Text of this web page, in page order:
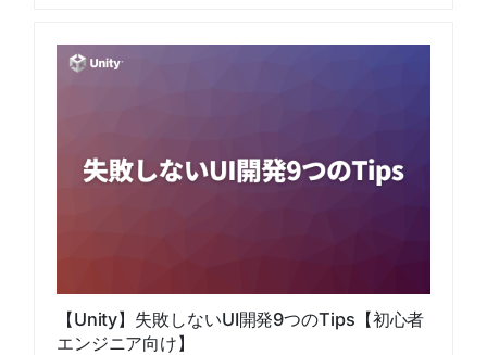
【Unity】失敗しないUI開発9つのTips【初心者
エンジニア向け】